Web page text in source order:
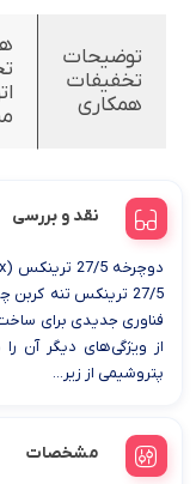
توضیحات
تخفیفات
همکاری
نقد و بررسی
27/5 ترینکس تنه
فناوری جدیدی برای
از ویژگی‌های دیگر آن
پتروشیمی از زیر...
مشخصات